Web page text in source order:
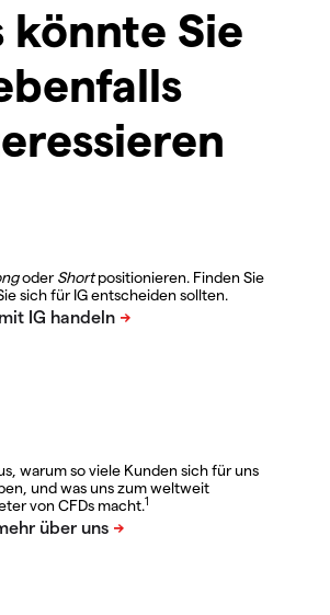
könnte Sie
oderShortpositionieren. Finden Sie
sich für IG entscheiden sollten.
warum so viele Kunden sich für uns
und was uns zum weltweit
von CFDs macht.1